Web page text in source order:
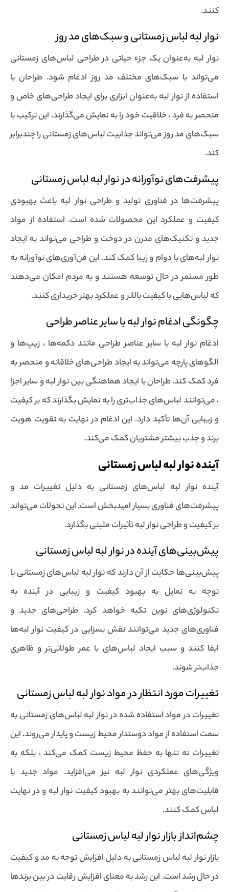
کنند.
نوار لبه لباس زمستانی و سبک‌های مد روز
نوار لبه به‌عنوان یک جزء حیاتی در طراحی لباس‌های زمستانی
می‌تواند با سبک‌های مختلف مد روز ادغام شود. طراحان با
استفاده از نوار لبه به‌عنوان ابزاری برای ایجاد طراحی‌های خاص و
منحصر به فرد ، خلاقیت خود را به نمایش می‌گذارند. این ترکیب با
سبک‌های مد روز می‌تواند جذابیت لباس‌های زمستانی را چندبرابر
کند.
پیشرفت‌های نوآورانه در نوار لبه لباس زمستانی
پیشرفت‌ها در فناوری تولید و طراحی نوار لبه باعث بهبودی
کیفیت و عملکرد این محصولات شده است. استفاده از مواد
جدید و تکنیک‌های مدرن در دوخت و طراحی می‌تواند به ایجاد
نوار لبه‌های با دوام و زیبا کمک کند. این فن‌آوری‌های نوآورانه به
طور مستمر در حال توسعه هستند و به مردم امکان می‌دهند
که لباس‌هایی با کیفیت بالاتر و عملکرد بهتر خریداری کنند.
چگونگی ادغام نوار لبه با سایر عناصر طراحی
ادغام نوار لبه با سایر عناصر طراحی مانند دکمه‌ها ، زیپ‌ها و
الگوهای پارچه می‌تواند به ایجاد طراحی‌های خلاقانه و منحصر به
فرد کمک کند. طراحان با ایجاد هماهنگی بین نوار لبه و سایر اجزا
، می‌توانند لباس‌های جذاب‌تری را به نمایش بگذارند که بر کیفیت
و زیبایی آن‌ها تأکید دارد. این ادغام در نهایت به تقویت هویت
برند و جذب بیشتر مشتریان کمک می‌کند.
آینده نوار لبه لباس زمستانی
آینده نوار لبه لباس‌های زمستانی به دلیل تغییرات مد و
پیشرفت‌های فناوری بسیار امیدبخش است. این تحولات می‌تواند
بر کیفیت و طراحی نوار لبه تأثیرات مثبتی بگذارد.
پیش‌بینی‌های آینده در نوار لبه لباس زمستانی
پیش‌بینی‌ها حکایت از آن دارند که نوار لبه لباس‌های زمستانی با
توجه به تمایل به بهبود کیفیت و زیبایی در آینده به
تکنولوژی‌های نوین تکیه خواهد کرد. طراحی‌های جدید و
فناوری‌های جدید می‌توانند نقش بسزایی در کیفیت نوار لبه‌ها
ایفا کنند و سبب ایجاد لباس‌های با عمر طولانی‌تر و ظاهری
جذاب‌تر شوند.
تغییرات مورد انتظار در مواد نوار لبه لباس زمستانی
تغییرات در مواد استفاده شده در نوار لبه لباس‌های زمستانی به
سمت استفاده از مواد دوستدار محیط زیست و پایدار می‌روند. این
تغییرات نه تنها به حفظ محیط زیست کمک می‌کند ، بلکه به
ویژگی‌های عملکردی نوار لبه نیز می‌افزاید. مواد جدید با
قابلیت‌های بهتر می‌توانند به بهبود کیفیت نوار لبه و در نهایت
لباس کمک کنند.
چشم‌انداز بازار نوار لبه لباس زمستانی
بازار نوار لبه لباس زمستانی به دلیل افزایش توجه به مد و کیفیت
در حال رشد است. این رشد به معنای افزایش رقابت در بین برندها